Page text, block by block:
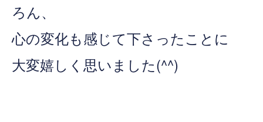
ろん、
心の変化も感じて下さったことに
大変嬉しく思いました(^^)